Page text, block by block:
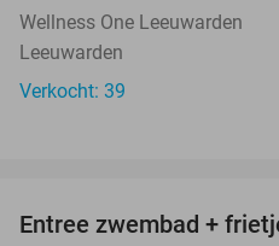
Wellness One Leeuwarden
Leeuwarden
Verkocht: 39
Entree zwembad +